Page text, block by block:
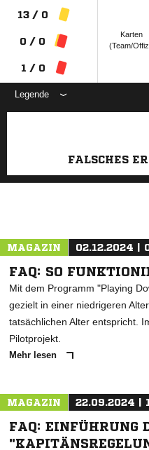
13 / 0
0 / 0
1 / 0
Karten
(Team/
Legende
FALSCHES
MAGAZIN 02.12.2024 |
FAQ: SO
Mit dem Programm "Playing
gezielt in einer niedrigeren
tatsächlichen Alter entspricht.
Pilotprojekt.
Mehr lesen
MAGAZIN 22.09.2024 |
FAQ: EINFÜHRUNG